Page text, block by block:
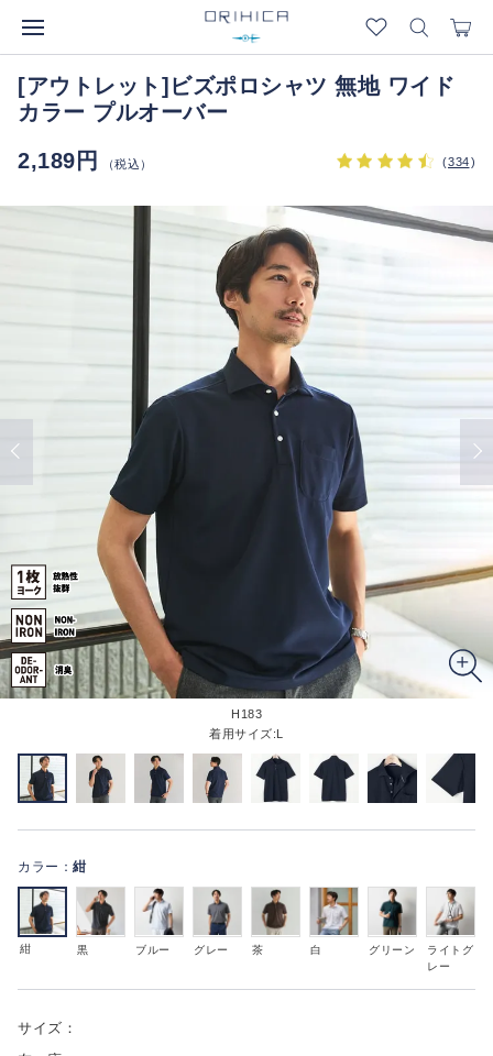
[アウトレット]ビズポロシャツ 無地 ワイド
カラー プルオーバー
2,189円
（税込） (334)
H183
着用サイズ:L
カラー： 紺
紺 黒 ブルー グレー 茶 白 グリーン
ライトグ
レー
サイズ：